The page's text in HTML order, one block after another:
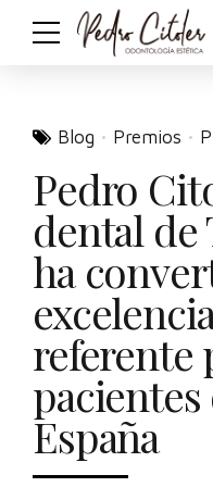
Blog Premios
Pedro
dental de
ha
referente
España